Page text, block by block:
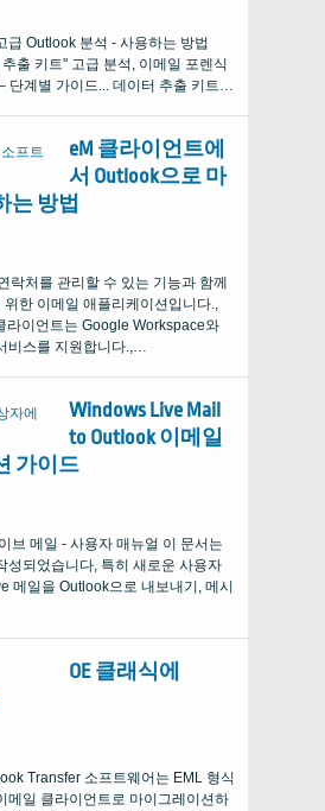
급 Outlook 분석 - 사용하는 방법
출 키트" 고급 분석, 이메일 포렌식
단계별 가이드... 데이터 추출 키트…
eM 클라이언트에
서 Outlook으로 마
는 방법
락처를 관리할 수 있는 기능과 함께
위한 이메일 애플리케이션입니다.,
라이언트는 Google Workspace와
비스를 지원합니다.,…
Windows Live Mail
to Outlook 이메일
가이드
브 메일 - 사용자 매뉴얼 이 문서는
성되었습니다, 특히 새로운 사용자
메일을 Outlook으로 내보내기, 메시
OE 클래식에
Transfer 소프트웨어는 EML 형식
메일 클라이언트로 마이그레이션하